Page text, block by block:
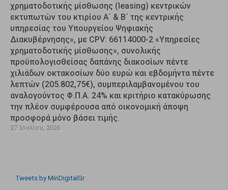
χρηματοδοτικής μίσθωσης (leasing) κεντρικών
εκτυπωτών του κτιρίου Α΄ & Β΄ της κεντρικής
υπηρεσίας του Υπουργείου Ψηφιακής
Διακυβέρνησης», με CPV: 66114000-2 «Υπηρεσίες
χρηματοδοτικής μίσθωσης», συνολικής
προϋπολογισθείσας δαπάνης διακοσίων πέντε
χιλιάδων οκτακοσίων δύο ευρώ και εβδομήντα πέντε
λεπτών (205.802,75€), συμπεριλαμβανομένου του
αναλογούντος Φ.Π.Α. 24% και κριτήριο κατακύρωσης
την πλέον συμφέρουσα από οικονομική άποψη
προσφορά μόνο βάσει τιμής.
27 Ιουλίου, 2026
Tweets by MinDigitalGr